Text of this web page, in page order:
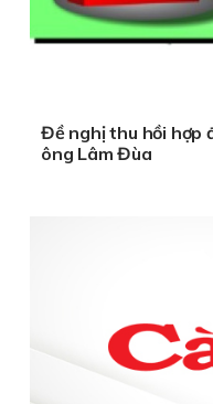
Đề nghị thu hồi hợp
ông Lâm Đùa